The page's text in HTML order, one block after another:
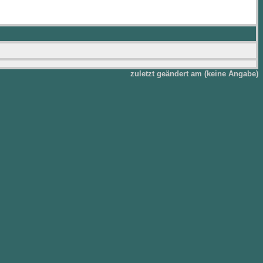
zuletzt geändert am (keine Angabe)